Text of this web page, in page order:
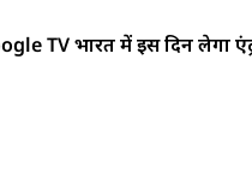
TV भारत में इस दिन लेगा